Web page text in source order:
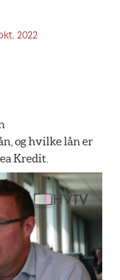
2022
og hvilke lån er
Kredit.